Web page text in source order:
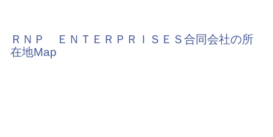
ＲＮＰ ＥＮＴＥＲＰＲＩＳＥＳ合同会社の所
在地Map